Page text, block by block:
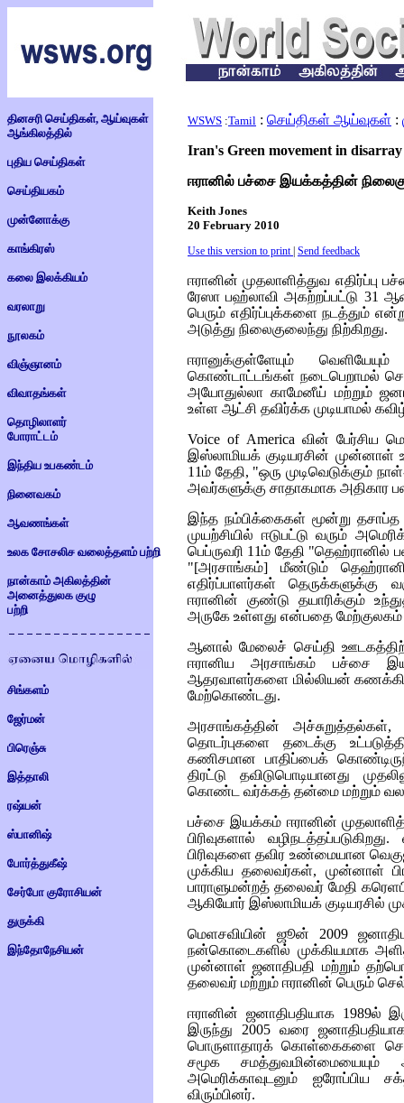
தினசரி செய்திகள், ஆய்வுகள்
ஆங்கிலத்தில்
புதிய செய்திகள்
செய்தியகம்
முன்னோக்கு
காங்கிரஸ்
கலை இலக்கியம்
வரலாறு
நூலகம்
விஞ்ஞானம்
விவாதங்கள்
தொழிலாளர்
போராட்டம்
இந்திய உபகண்டம்
நினைவகம்
ஆவணங்கள்
உலக சோசலிச வலைத்தளம் பற்றி
நான்காம் அகிலத்தின்
அனைத்துலக குழு
பற்றி
சிங்களம்
ஜேர்மன்
பிரெஞ்சு
இத்தாலி
ரஷ்யன்
ஸ்பானிஷ்
போர்த்துகீஷ்
சேர்போ குரோசியன்
துருக்கி
இந்தோநேசியன்
WSWS :Tamil : செய்திகள் ஆய்வுகள் :
Iran's Green movement in disarray
ஈரானில் பச்சை இயக்கத்தின்
Keith Jones
20 February 2010
Use this version to print Send feedback
ஈரானின் முதலாளித்துவ எதிர்ப்பு
ரேஸா பஹ்லாவி அகற்றப்பட்டு 31
பெரும் எதிர்ப்புக்களை நடத்தும்
அடுத்து நிலைகுலைந்து நிற்கிறது.
ஈரானுக்குள்ளேயும்
கொண்டாட்டங்கள் நடைபெறாமல்
அயோதுல்லா காமேனீய் மற்றும்
உள்ள ஆட்சி தவிர்க்க முடியாமல்
Voice of America வின் பேர்சிய
இஸ்லாமியக் குடியரசின் முன்னாள்
11ம் தேதி, "ஒரு முடிவெடுக்கும்
அவர்களுக்கு சாதாகமாக அதிகார
இந்த நம்பிக்கைகள் மூன்று தசாப்த
முயற்சியில் ஈடுபட்டு வரும்
பெப்ருவரி 11ம் தேதி
"[அரசாங்கம்] மீண்டும்
எதிர்ப்பாளர்கள் தெருக்களுக்கு
ஈரானின் குண்டு தயாரிக்கும்
அருகே உள்ளது என்பதை மேற்குலகம்
ஆனால் மேலைச் செய்தி
ஈரானிய அரசாங்கம் பச்சை
ஆதரவாளர்களை மில்லியன் கணக்கில்
மேற்கொண்டது.
அரசாங்கத்தின் அச்சுறுத்தல்கள்,
தொடர்புகளை தடைக்கு
கணிசமான பாதிப்பைக்
திரட்டு தவிடுபொடியானது
கொண்ட வர்க்கத் தன்மை மற்றும்
பச்சை இயக்கம் ஈரானின்
பிரிவுகளால்
பிரிவுகளை தவிர உண்மையான
முக்கிய தலைவர்கள், முன்னாள்
பாராளுமன்றத் தலைவர் மேதி
ஆகியோர் இஸ்லாமியக் குடியரசில்
மெளசவியின் ஜூன் 2009
நன்கொடைகளில் முக்கியமாக
முன்னாள் ஜனாதிபதி மற்றும்
தலைவர் மற்றும் ஈரானின் பெரும்
ஈரானின் ஜனாதிபதியாக 1989ல்
இருந்து 2005 வரை
பொருளாதாரக் கொள்கைகளை
சமூக
அமெரிக்காவுடனும்
விரும்பினர்.